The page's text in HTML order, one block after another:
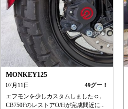
MONKEY125
07月11日 49グー！
エフモンを少しカスタムしました☺。
CB750FのレストアO/Hが完成間近に...